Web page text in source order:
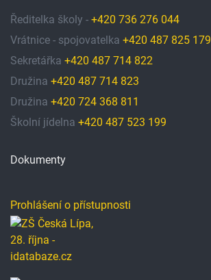
Ředitelka školy - +420 736 276 044
Vrátnice - spojovatelka +420 487 825 179
Sekretářka +420 487 714 822
Družina +420 487 714 823
Družina +420 724 368 811
Školní jídelna +420 487 523 199
Dokumenty
Prohlášení o přístupnosti